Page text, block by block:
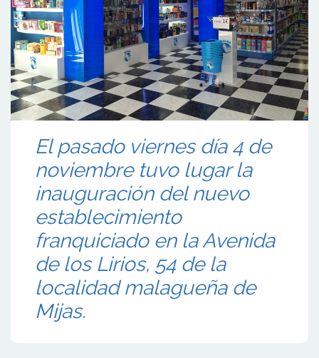
El pasado viernes día 4 de
noviembre tuvo lugar la
inauguración del nuevo
establecimiento
franquiciado en la Avenida
de los Lirios, 54 de la
localidad malagueña de
Mijas.